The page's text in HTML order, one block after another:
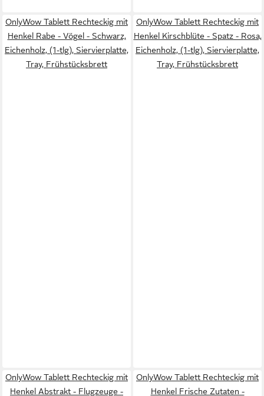
OnlyWow Tablett Rechteckig mit
Henkel Rabe - Vögel - Schwarz,
Eichenholz, (1-tlg), Siervierplatte,
Tray, Frühstücksbrett
OnlyWow Tablett Rechteckig mit
Henkel Kirschblüte - Spatz - Rosa,
Eichenholz, (1-tlg), Siervierplatte,
Tray, Frühstücksbrett
OnlyWow Tablett Rechteckig mit
Henkel Abstrakt - Flugzeuge -
OnlyWow Tablett Rechteckig mit
Henkel Frische Zutaten -